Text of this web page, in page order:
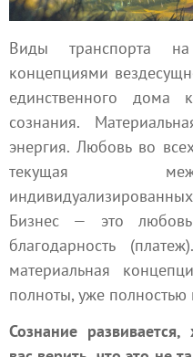
Виды транспорта
концепциями
единственного дома
сознания.
энергия. Любовь во
текущая
Бизнес — это
благодарность
материальная
полноты, уже полностью
Сознание развивается,